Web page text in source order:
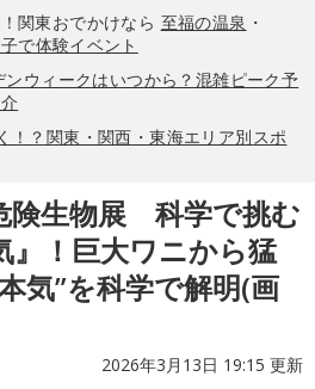
関東おでかけなら 至福の温泉 ・
で体験イベント
ウィークはいつから？混雑ピーク予
！？関東・関西・東海エリア別スポ
険生物展 科学で挑む
』！巨大ワニから猛
気”を科学で解明(画
2026年3月13日 19:15 更新